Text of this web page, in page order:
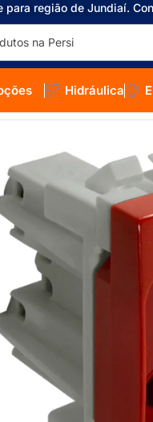
região de Jundiaí.
Hidráulica
Módulos e Placas /